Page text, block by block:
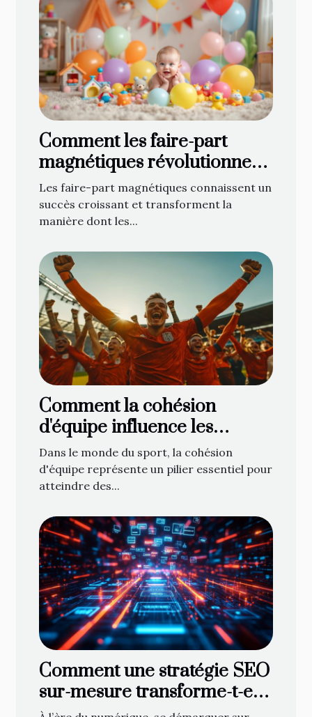
Comment les faire-part
magnétiques révolutionnent
les annonces de naissance ?
Les faire-part magnétiques connaissent un
succès croissant et transforment la
manière dont les...
Comment la cohésion
d'équipe influence les
performances sportives ?
Dans le monde du sport, la cohésion
d'équipe représente un pilier essentiel pour
atteindre des...
Comment une stratégie SEO
sur-mesure transforme-t-elle